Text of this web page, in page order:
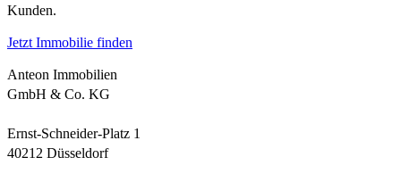
Kunden.
Jetzt Immobilie finden
Anteon Immobilien
GmbH & Co. KG
Ernst-Schneider-Platz 1
40212 Düsseldorf